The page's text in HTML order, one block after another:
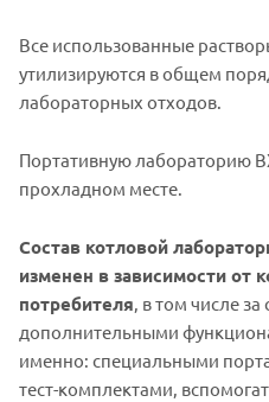
Все использованные
утилизируются в общем
лабораторных отходов.
Портативную лабораторию
прохладном месте.
Состав котловой
изменен в зависимости от
потребителя, в том числе
дополнительными
именно: специальными
тест-комплектами,